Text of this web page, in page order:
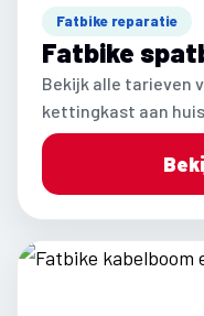
Fatbike reparatie
Fatbike
Bekijk alle tarieven
kettingkast aan